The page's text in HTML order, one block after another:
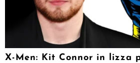
X-Men: Kit Connor in lizza